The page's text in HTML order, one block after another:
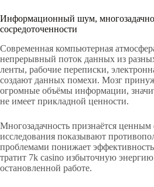
Информационный шум,
сосредоточенности
Современная компьютерная
непрерывный поток данных из
ленты, рабочие переписки,
создают данных помехи. Мозг
огромные объёмы информации,
не имеет прикладной ценности.
Многозадачность признаётся
исследования показывают
проблемами понижает
тратит 7k casino избыточную
остановленной работе.